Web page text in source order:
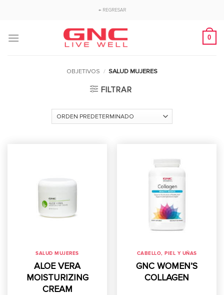
← REGRESAR
0
OBJETIVOS / SALUD MUJERES
FILTRAR
SALUD MUJERES
ALOE VERA
MOISTURIZING
CREAM
CABELLO, PIEL Y UÑAS
GNC WOMEN’S
COLLAGEN